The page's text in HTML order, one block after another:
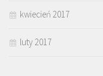
kwiecień 2017
luty 2017